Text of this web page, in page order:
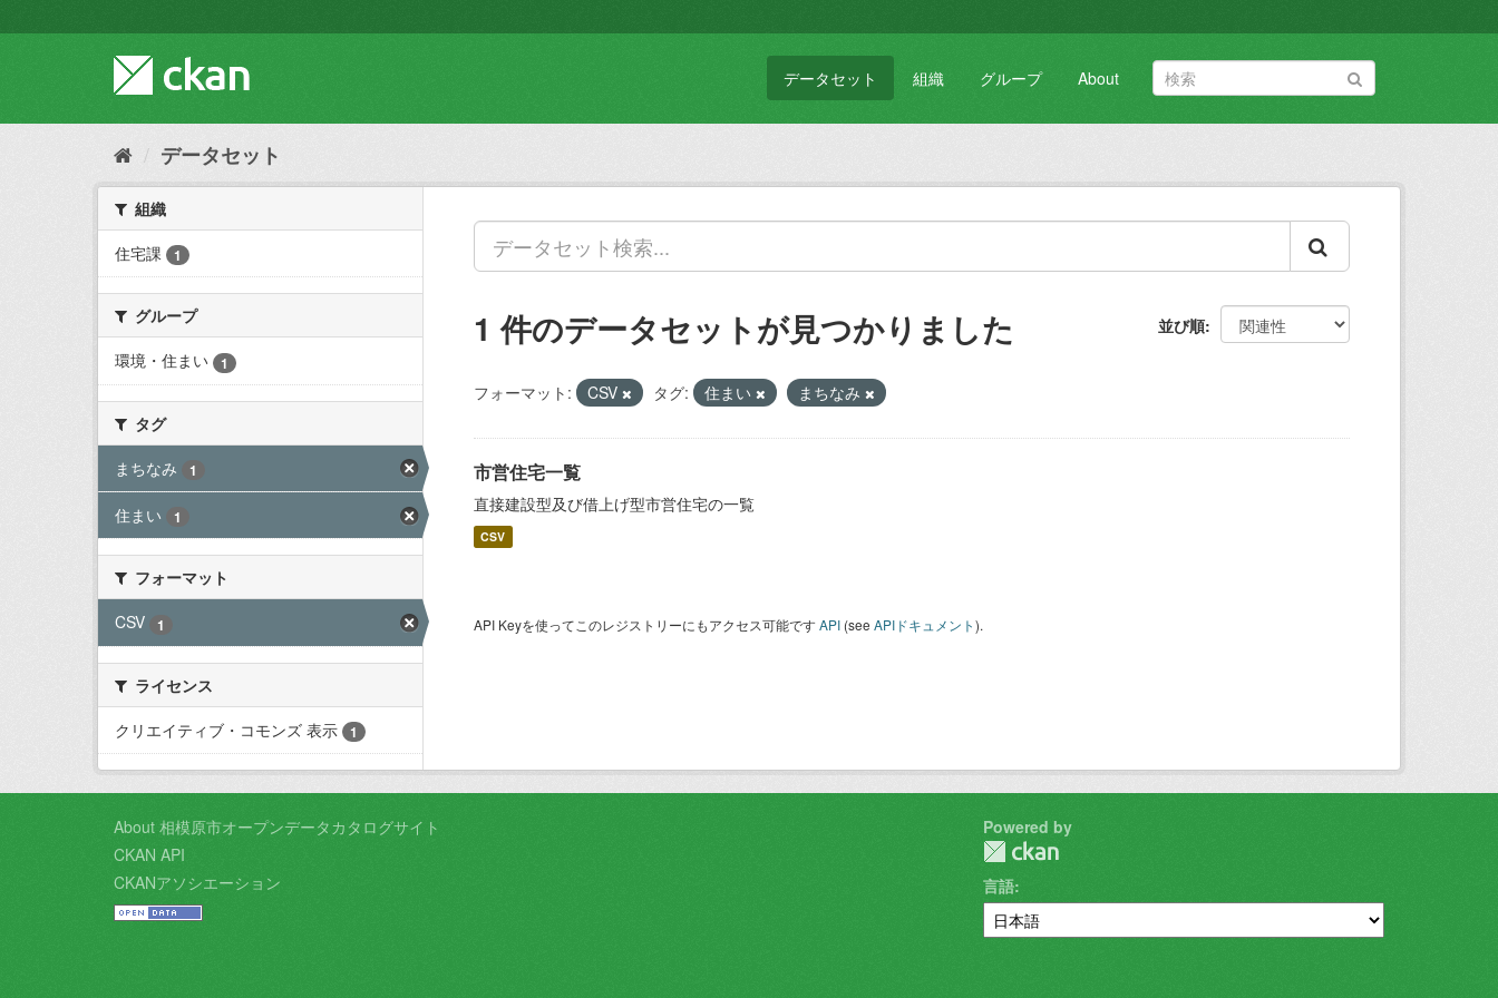
キ
て
データセット 組織 グループ About
データセット
組織
住宅課
1
グループ
環境・住まい
1
タグ
まちなみ
1
住まい 1
フォーマット
CSV
1
ライセンス
クリエイティブ・コモンズ 表示
1
並び順
1 件のデータセットが見つかりました
フォーマット: CSV タグ: 住まい まちなみ
市営住宅一覧
直接建設型及び借上げ型市営住宅の一覧
CSV
API Keyを使ってこのレジストリーにもアクセス可能ですAPI (see APIドキュメント).
About 相模原市オープンデータカタログサイト
CKAN API
CKANアソシエーション
Powered by
言語